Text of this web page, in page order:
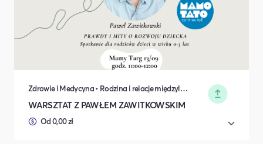
Zdrowie i Medycyna • Rodzina i relacje międzyludzkie
WARSZTAT Z PAWŁEM ZAWITKOWSKIM
Od 0,00 zł